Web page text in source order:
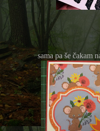
sama pa še čakam